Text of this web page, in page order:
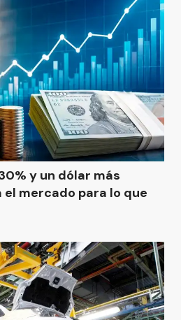
y un dólar más
mercado para lo que